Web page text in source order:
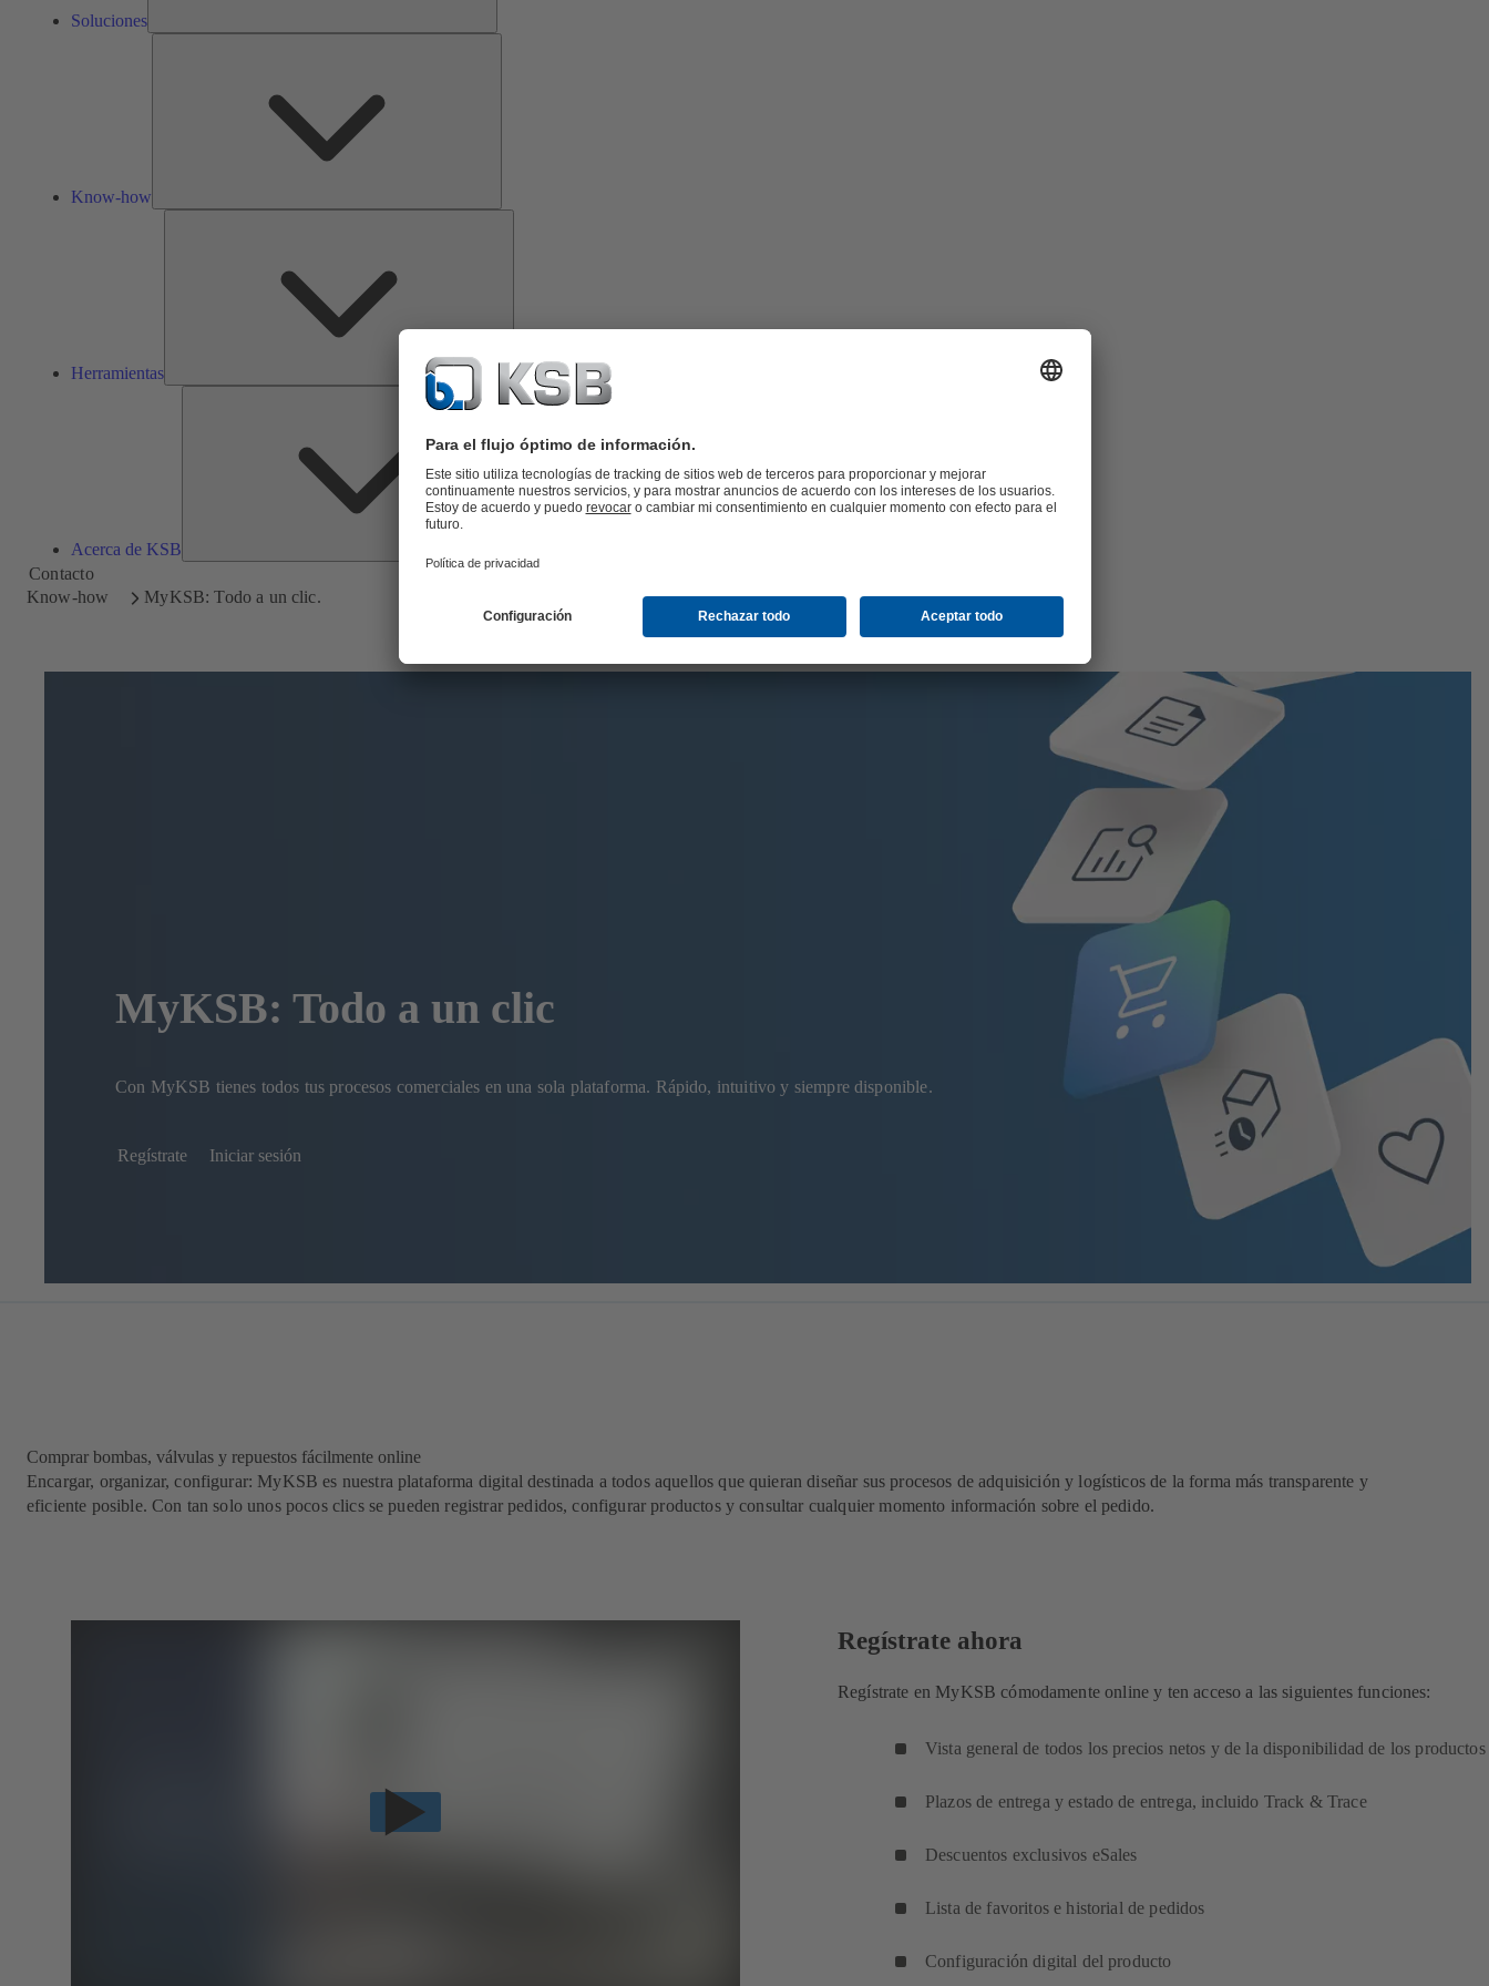
Soluciones
Know-how
Herramientas
Acerca de KSB
Acerca
Contacto
Know-how
MyKSB: Todo a un clic.
MyKSB: Todo a un clic
Con MyKSB tienes todos tus procesos comerciales en una sola plataforma. Rápido, intuitivo y siempre disponible.
Regístrate Iniciar sesión
Comprar bombas, válvulas y repuestos fácilmente online
Encargar, organizar, configurar: MyKSB es nuestra plataforma digital destinada a todos aquellos que quieran diseñar sus procesos de adquisición y logísticos de la forma más transparente y
eficiente posible. Con tan solo unos pocos clics se pueden registrar pedidos, configurar productos yconsultar cualquier momento información sobre el pedido.
Regístrate ahora
Regístrate en MyKSB cómodamente online y ten acceso a las siguientes funciones:
Vista general de todos los precios netos y de la disponibilidad de los productos
Plazos de entrega y estado de entrega, incluido Track & Trace
Descuentos exclusivos eSales
Lista de favoritos e historial de pedidos
Configuración digital del producto